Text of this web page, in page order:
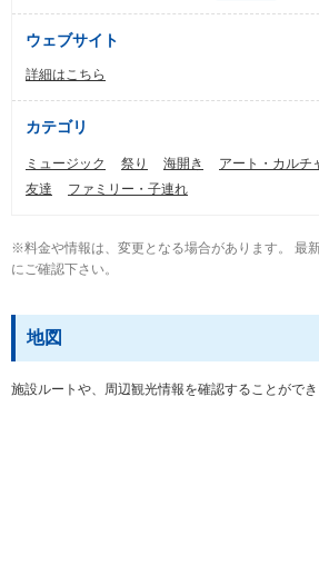
ウェブサイト
詳細はこちら
カテゴリ
ミュージック 祭り 海開き アート・カルチ
友達
ファミリー・子連れ
※料金や情報は、変更となる場合があります。 最
にご確認下さい。
地図
施設ルートや、周辺観光情報を確認することができ